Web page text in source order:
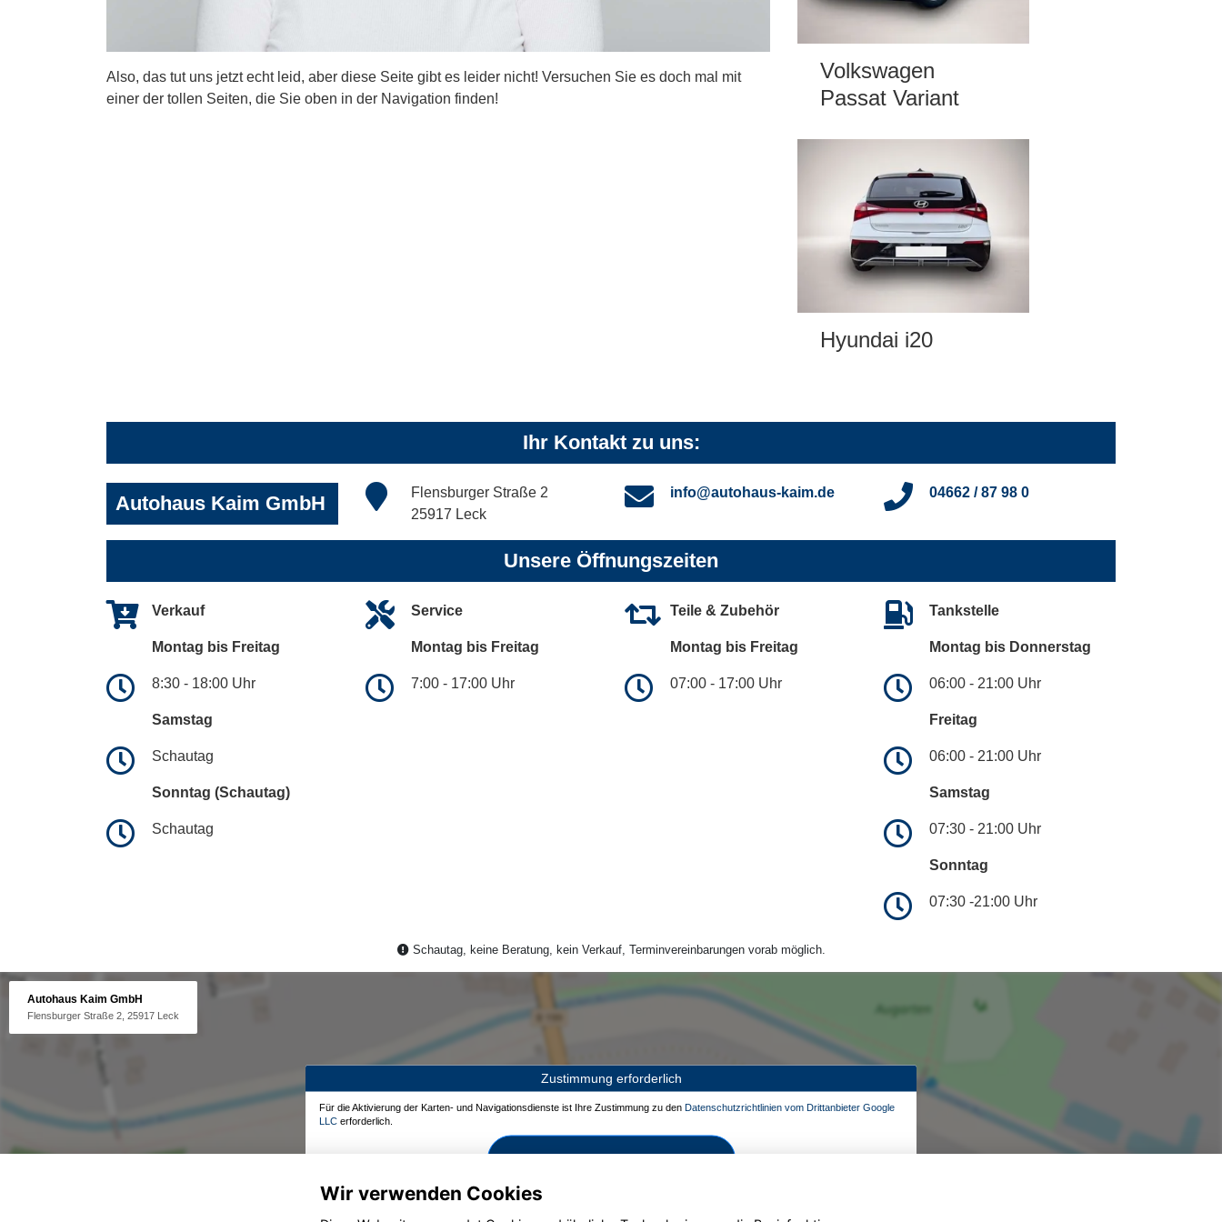
Also, das tut uns jetzt echt leid, aber diese Seite gibt es leider nicht! Versuchen Sie es doch mal mit
einer der tollen Seiten, die Sie oben in der Navigation finden!
Volkswagen
Passat Variant
Hyundai i20
Ihr Kontakt zu uns:
Autohaus Kaim GmbH
Flensburger Straße 2
25917 Leck
info@autohaus-kaim.de 04662 / 87 98 0
Unsere Öffnungszeiten
Verkauf
Montag bis Freitag
8:30 - 18:00 Uhr
Samstag
Schautag
Sonntag (Schautag)
Schautag
Service
Montag bis Freitag
7:00 - 17:00 Uhr
Teile & Zubehör
Montag bis Freitag
07:00 - 17:00 Uhr
Tankstelle
Montag bis Donnerstag
06:00 - 21:00 Uhr
Freitag
06:00 - 21:00 Uhr
Samstag
07:30 - 21:00 Uhr
Sonntag
07:30 -21:00 Uhr
Schautag, keine Beratung, kein Verkauf, Terminvereinbarungen vorab möglich.
Autohaus Kaim GmbH
Flensburger Straße 2, 25917 Leck
Zustimmung erforderlich
Für die Aktivierung der Karten- und Navigationsdienste ist Ihre Zustimmung zu den Datenschutzrichtlinien vom Drittanbieter Google
LLC erforderlich.
Wir verwenden Cookies